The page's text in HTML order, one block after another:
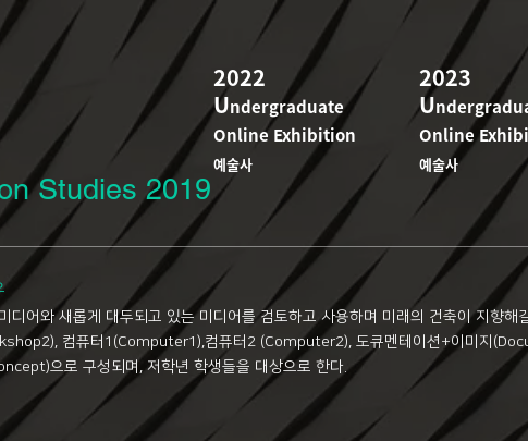
2022
Undergraduate
Online Exhibition
예술사
2023
U
Online
예술사
Studies 2019
디어와 새롭게 대두되고 있는 미디어를 검토하고 사용하며 미래의 건축이 지향
컴퓨터1(Computer1),컴퓨터2 (Computer2), 도큐멘테이션+이미지
으로 구성되며, 저학년 학생들을 대상으로 한다.